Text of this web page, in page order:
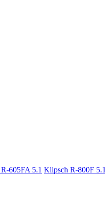
605FA 5.1 Klipsch R-800F 5.1